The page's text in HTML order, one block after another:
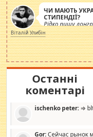
ЧИ МАЮТЬ
СТИПЕНДІЇ?
Рідко пишу
просто дістало!
навколо
роздувається
Віталій Улибін
Останні
коментарі
ischenko peter: ⇒
Gor:Сейчас рынок